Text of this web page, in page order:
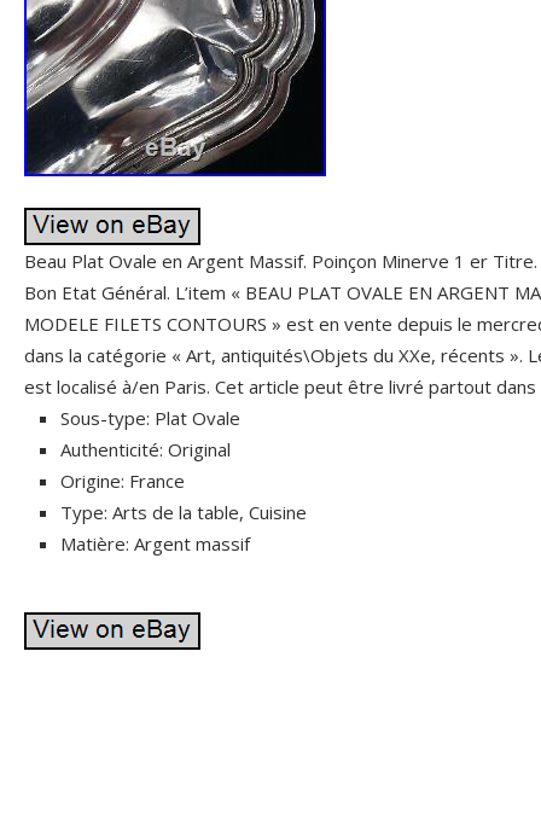
Beau Plat Ovale en Argent Massif. Poinçon Minerve 1 er
Bon Etat Général. L’item « BEAU PLAT OVALE EN ARGENT
MODELE FILETS CONTOURS » est en vente depuis le
dans la catégorie « Art, antiquités\Objets du XXe, récents ».
est localisé à/en Paris. Cet article peut être livré partout dans
Sous-type: Plat Ovale
Authenticité: Original
Origine: France
Type: Arts de la table, Cuisine
Matière: Argent massif